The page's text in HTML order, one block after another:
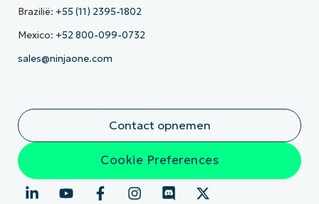
Brazilië: +55 (11) 2395-1802
Mexico: +52 800-099-0732
sales@ninjaone.com
Contact opnemen
Cookie Preferences